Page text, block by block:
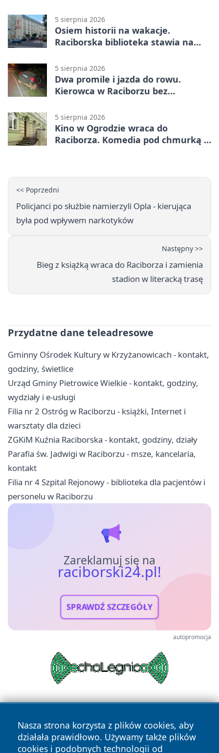
5 sierpnia 2026
Osiem historii na wakacje.
Raciborska biblioteka stawia na
5 sierpnia 2026
Dwa promile i jazda do rowu.
Kierowca w Raciborzu bez
5 sierpnia 2026
Kino w Ogrodzie wraca do
Raciborza. Komedia pod chmurką w
<< Poprzedni
Policjanci po służbie namierzyli Opla - kierująca
była pod wpływem narkotyków
Następny >>
Bieg z książką wraca do Raciborza i zamienia
stadion w literacką trasę
Przydatne dane teleadresowe
Gminny Ośrodek Kultury w Krzyżanowicach - kontakt,
godziny, świetlice
Urząd Gminy Pietrowice Wielkie - kontakt, godziny,
wydziały i e-usługi
Filia nr 2 Ostróg w Raciborzu - książki, Internet i
warsztaty dla dzieci
ZGKiM Kuźnia Raciborska - kontakt, godziny, działy
Parafia św. Jadwigi w Raciborzu - msze, kancelaria,
kontakt
Filia nr 4 Szpital Rejonowy - biblioteka dla pacjentów i
personelu w Raciborzu
Zareklamuj się na
raciborski24.pl!
SPRAWDŹ SZCZEGÓŁY
autopromocja
Nasza strona korzysta z plików cookies, aby
działała prawidłowo. Używamy także plików
cookies i podobnych technologii od